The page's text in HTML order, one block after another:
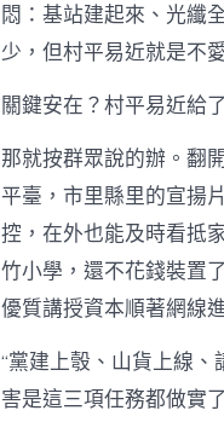
悶：基站建起來、光纖
少，但村平易近就是不
關鍵安在？村平易近給
那就按群眾說的辦。翻
平臺，市里縣里的宣揚
控，在外也能及時看抵
竹小學，還不花錢裝置
優質講授資本順著網線
“黨建上彀、山貨上線
害是這三項任務都做實